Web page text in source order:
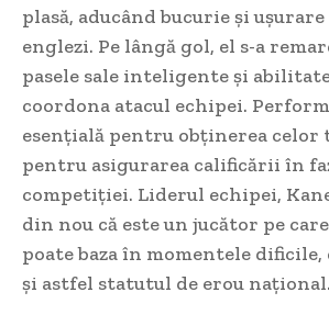
plasă, aducând bucurie și
englezi. Pe lângă gol, el s-a
pasele sale inteligente și
coordona atacul echipei.
esențială pentru obținerea celor
pentru asigurarea calificării în
competiției. Liderul echipei,
din nou că este un jucător pe
poate baza în momentele
și astfel statutul de erou național.